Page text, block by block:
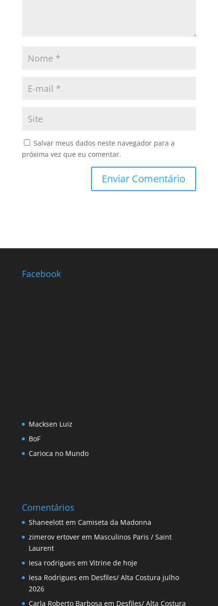
Salvar meus dados neste navegador para a
próxima vez que eu comentar.
Facebook
Macksen Luiz
BoF
Carioca no Mundo
Comentários
Shaneelottem Camiseta da Madonna
zimerov ertoverem Masculinos Paris / Saint
Laurent
Iesa rodrigues em Vitrine de hoje
Iesa Rodrigues em Desfiles/ Alta Costura julho
2026
Carla Roberto Barbosa em Desfiles/ Alta Costura